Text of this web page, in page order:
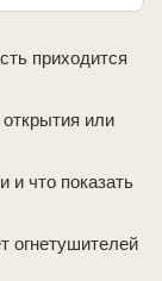
приходится
открытия или
и что показать
огнетушителей